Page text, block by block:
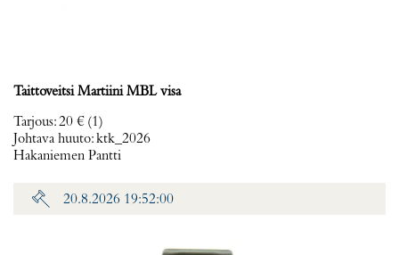
Taittoveitsi Martiini MBL visa
Tarjous:20 € (1)
Johtava huuto:ktk_2026
Hakaniemen Pantti
20.8.2026 19:52:00